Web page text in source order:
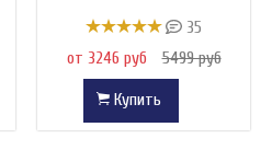
35
от 3246 руб
5499 руб
Купить